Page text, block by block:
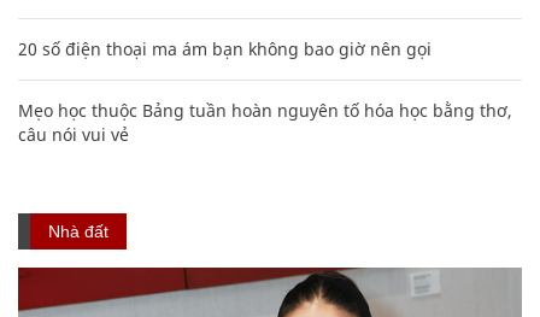
20 số điện thoại ma ám bạn không bao giờ nên gọi
Mẹo học thuộc Bảng tuần hoàn nguyên tố hóa học bằng thơ,
câu nói vui vẻ
Nhà đất